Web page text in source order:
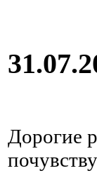
Дорогие